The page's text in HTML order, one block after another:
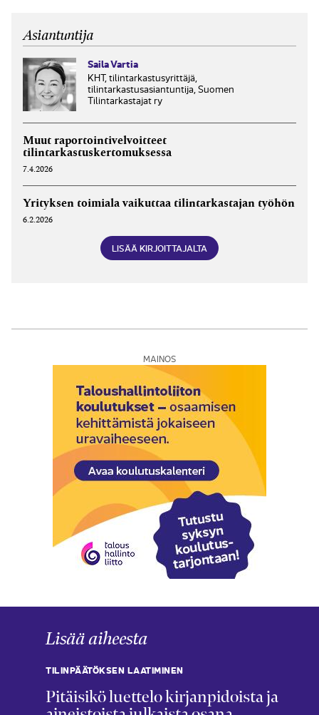
Asiantuntija
Saila Vartia
KHT, tilintarkastusyrittäjä,
tilintarkastusasiantuntija, Suomen
Tilintarkastajat ry
Muut raportointivelvoitteet
tilintarkastuskertomuksessa
7.4.2026
Yrityksen toimiala vaikuttaa tilintarkastajan työhön
6.2.2026
LISÄÄ KIRJOITTAJALTA
MAINOS
Lisää aiheesta
TILINPÄÄTÖKSEN LAATIMINEN
Pitäisikö luettelo kirjanpidoista ja